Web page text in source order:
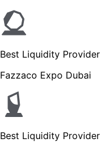
Best Liquidity Provider
Fazzaco Expo Dubai
Best Liquidity Provider